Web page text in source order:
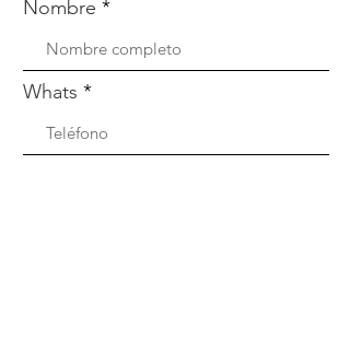
Nombre
Whats